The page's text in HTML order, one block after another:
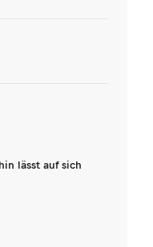
lässt auf sich